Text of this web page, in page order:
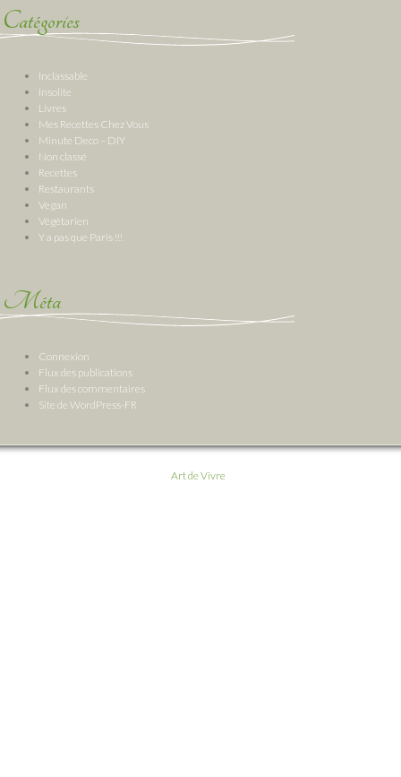
Catégories
Inclassable
Insolite
Livres
Mes Recettes Chez Vous
Minute Deco – DIY
Non classé
Recettes
Restaurants
Vegan
Végétarien
Y a pas que Paris !!!
Méta
Connexion
Flux des publications
Flux des commentaires
Site de WordPress-FR
Art de Vivre